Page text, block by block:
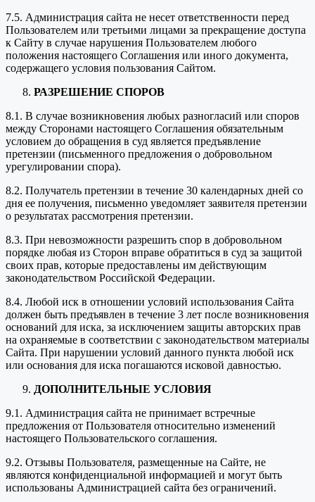
7.5. Администрация сайта не несет ответственности перед
Пользователем или третьими лицами за прекращение доступа
к Сайту в случае нарушения Пользователем любого
положения настоящего Соглашения или иного документа,
содержащего условия пользования Сайтом.
РАЗРЕШЕНИЕ СПОРОВ
8.1. В случае возникновения любых разногласий или споров
между Сторонами настоящего Соглашения обязательным
условием до обращения в суд является предъявление
претензии (письменного предложения о добровольном
урегулировании спора).
8.2. Получатель претензии в течение 30 календарных дней со
дня ее получения, письменно уведомляет заявителя претензии
о результатах рассмотрения претензии.
8.3. При невозможности разрешить спор в добровольном
порядке любая из Сторон вправе обратиться в суд за защитой
своих прав, которые предоставлены им действующим
законодательством Российской Федерации.
8.4. Любой иск в отношении условий использования Сайта
должен быть предъявлен в течение 3 лет после возникновения
оснований для иска, за исключением защиты авторских прав
на охраняемые в соответствии с законодательством материалы
Сайта. При нарушении условий данного пункта любой иск
или основания для иска погашаются исковой давностью.
ДОПОЛНИТЕЛЬНЫЕ УСЛОВИЯ
9.1. Администрация сайта не принимает встречные
предложения от Пользователя относительно изменений
настоящего Пользовательского соглашения.
9.2. Отзывы Пользователя, размещенные на Сайте, не
являются конфиденциальной информацией и могут быть
использованы Администрацией сайта без ограничений.